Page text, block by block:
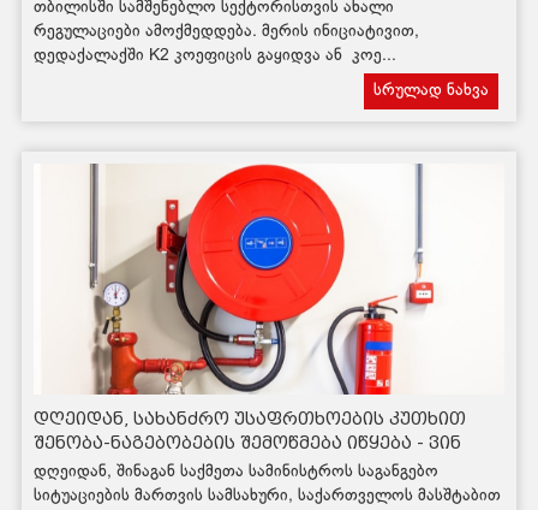
თბილისში სამშენებლო სექტორისთვის ახალი
რეგულაციები ამოქმედდება. მერის ინიციატივით,
დედაქალაქში K2 კოეფიცის გაყიდვა ან კოე...
სრულად ნახვა
დღეიდან, სახანძრო უსაფრთხოების კუთხით
შენობა-ნაგებობების შემოწმება იწყება - ვინ
დაჯარიმდება?
დღეიდან, შინაგან საქმეთა სამინისტროს საგანგებო
სიტუაციების მართვის სამსახური, საქართველოს მასშტაბით